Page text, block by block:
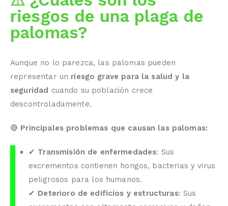
riesgos de una plaga de
palomas?
Aunque no lo parezca, las palomas pueden
representar un riesgo grave para la salud y la
seguridad cuando su población crece
descontroladamente.
🔴 Principales problemas que causan las palomas:
✔ Transmisión de enfermedades: Sus
excrementos contienen hongos, bacterias y virus
peligrosos para los humanos.
✔ Deterioro de edificios y estructuras: Sus